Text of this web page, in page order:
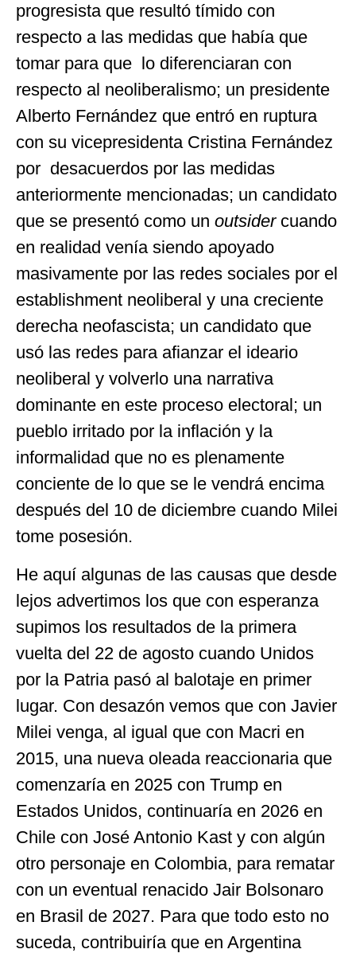
progresista que resultó tímido con
respecto a las medidas que había que
tomar para que lo diferenciaran con
respecto al neoliberalismo; un presidente
Alberto Fernández que entró en ruptura
con su vicepresidenta Cristina Fernández
por desacuerdos por las medidas
anteriormente mencionadas; un candidato
que se presentó como un outsidercuando
en realidad venía siendo apoyado
masivamente por las redes sociales por el
establishment neoliberal y una creciente
derecha neofascista; un candidato que
usó las redes para afianzar el ideario
neoliberal y volverlo una narrativa
dominante en este proceso electoral; un
pueblo irritado por la inflación y la
informalidad que no es plenamente
conciente de lo que se le vendrá encima
después del 10 de diciembre cuando Milei
tome posesión.
He aquí algunas de las causas que desde
lejos advertimos los que con esperanza
supimos los resultados de la primera
vuelta del 22 de agosto cuando Unidos
por la Patria pasó al balotaje en primer
lugar. Con desazón vemos que con Javier
Milei venga, al igual que con Macri en
2015, una nueva oleada reaccionaria que
comenzaría en 2025 con Trump en
Estados Unidos, continuaría en 2026 en
Chile con José Antonio Kast y con algún
otro personaje en Colombia, para rematar
con un eventual renacido Jair Bolsonaro
en Brasil de 2027. Para que todo esto no
suceda, contribuiría que en Argentina